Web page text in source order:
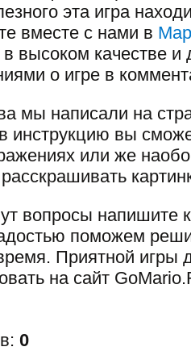
эта игра
вместе с нами в
высоком качестве и
о игре в
мы написали на
инструкцию вы
или же
вопросы напишите
поможем
Приятной игры
на сайт
: 0